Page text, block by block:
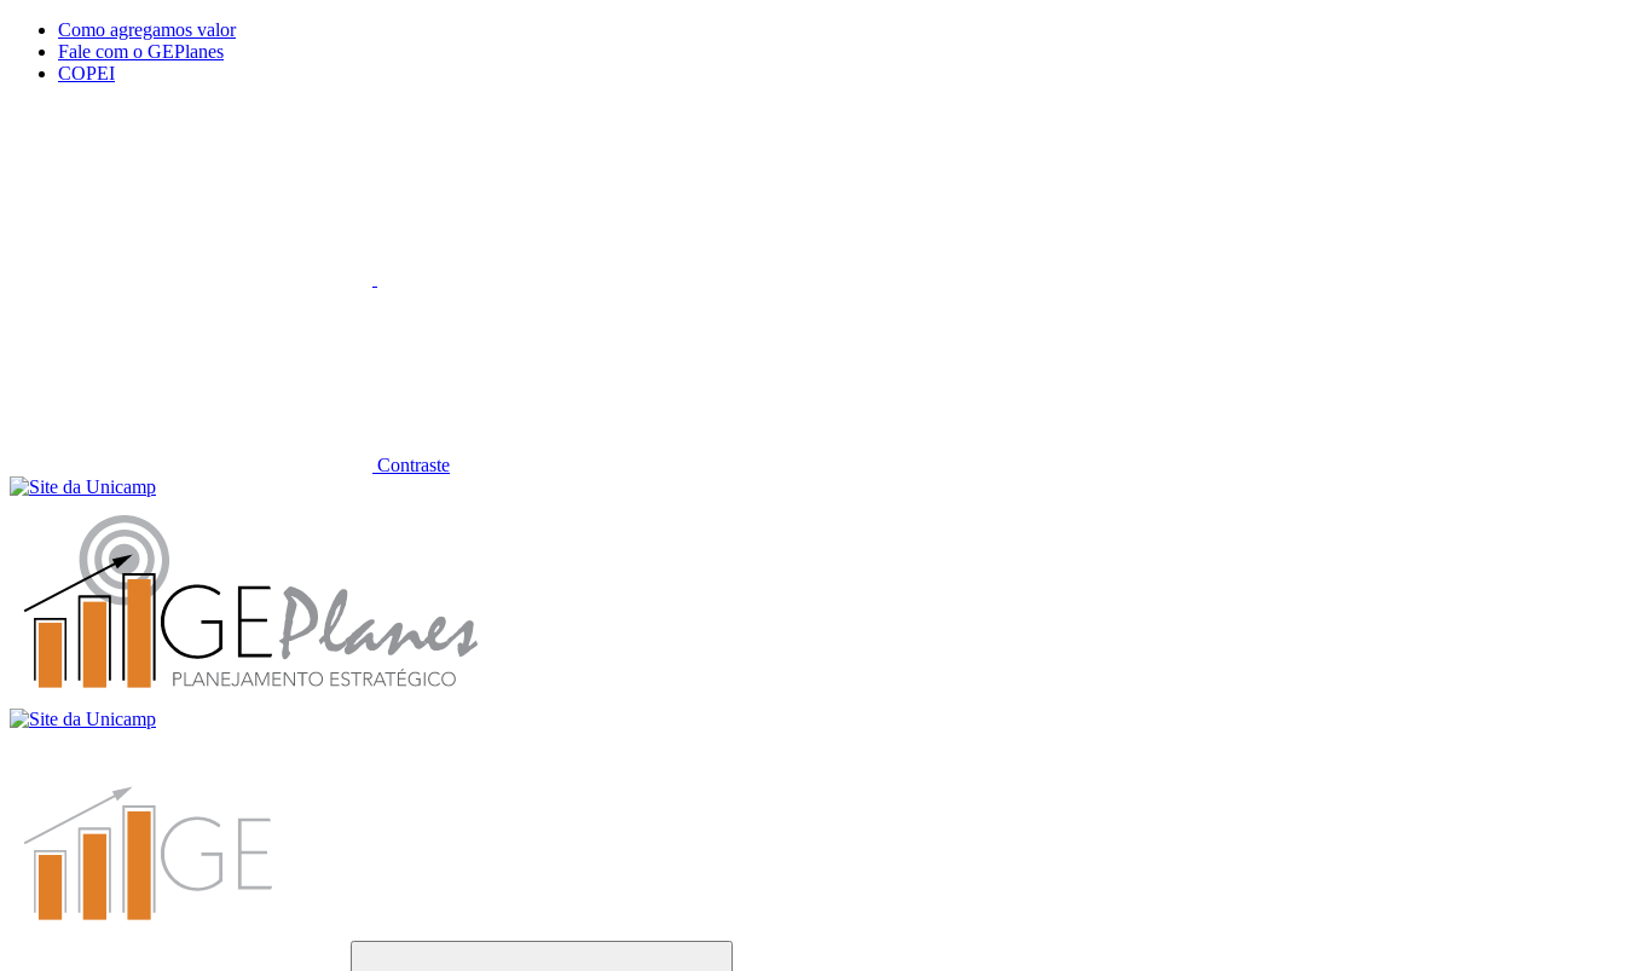
Conteúdo principal Menu principal
Como agregamos valor
Fale com o GEPlanes
COPEI
Contraste